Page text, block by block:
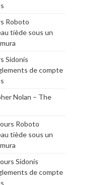
Roboto
tiède sous un
Sidonis
de compte
Nolan – The
Roboto
tiède sous un
Sidonis
de compte